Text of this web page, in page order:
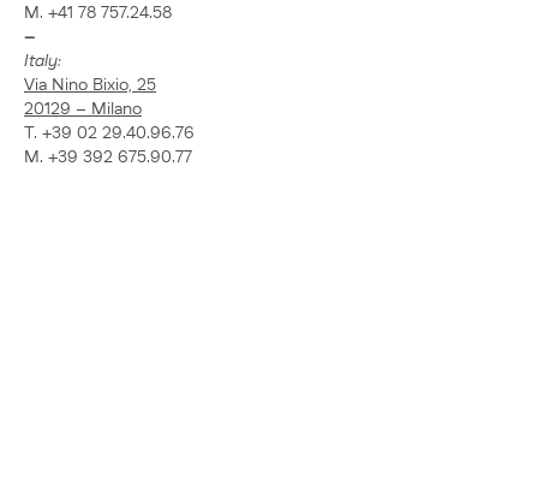
M. +41 78 757.24.58
–
Italy:
Via Nino Bixio, 25
20129 – Milano
T. +39 02 29.40.96.76
M. +39 392 675.90.77